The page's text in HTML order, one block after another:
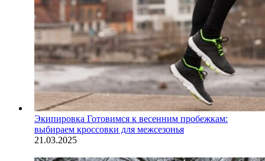
Экипировка Готовимся к весенним пробежкам:
выбираем кроссовки для межсезонья
21.03.2025